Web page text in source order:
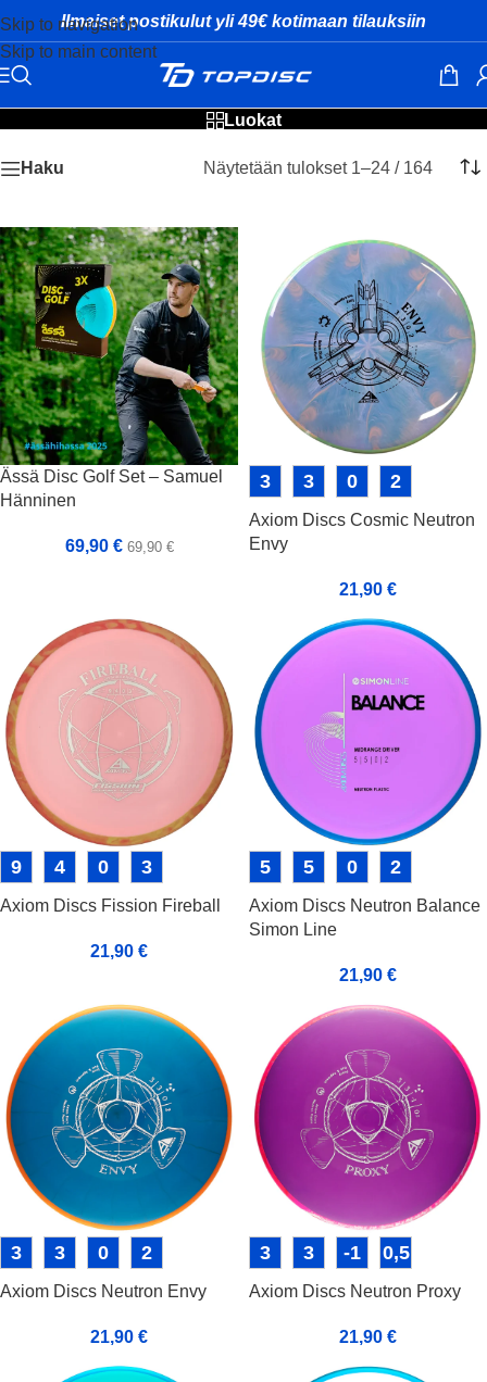
Skip to navigation
Skip to main content
Ilmaiset postikulut yli 49€ kotimaan tilauksiin
Uudet kiekot
Luokat
Haku Näytetään tulokset 1–24 / 164
Ässä Disc Golf Set – Samuel
Hänninen
69,90 € 69,90 €
3 3 0 2
Axiom Discs Cosmic Neutron
Envy
21,90 €
9 4 0 3
Axiom Discs Fission Fireball
21,90 €
5 5 0 2
Axiom Discs Neutron Balance
Simon Line
21,90 €
3 3 0 2
Axiom Discs Neutron Envy
21,90 €
3 3 -1 0,5
Axiom Discs Neutron Proxy
21,90 €